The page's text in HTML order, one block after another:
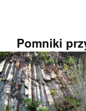
Pomniki